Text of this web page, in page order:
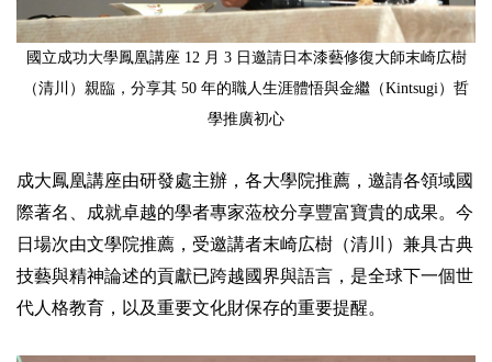
國立成功大學鳳凰講座 12 月 3 日邀請日本漆藝修復大師末崎広樹
（清川）親臨，分享其 50 年的職人生涯體悟與金繼（Kintsugi）哲
學推廣初心
成大鳳凰講座由研發處主辦，各大學院推薦，邀請各領域國
際著名、成就卓越的學者專家蒞校分享豐富寶貴的成果。今
日場次由文學院推薦，受邀講者末崎広樹（清川）兼具古典
技藝與精神論述的貢獻已跨越國界與語言，是全球下一個世
代人格教育，以及重要文化財保存的重要提醒。